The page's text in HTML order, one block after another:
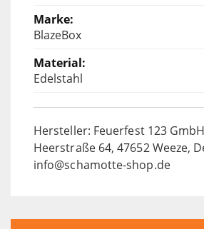
BlazeBox
Edelstahl
Hersteller: Feuerfest 123
Heerstraße 64, 47652 Weeze,
info@schamotte-shop.de